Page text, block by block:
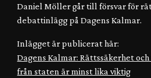
Daniel Möller går till försvar för
debattinlägg på Dagens Kalmar.
Inlägget är publicerat här:
Dagens Kalmar: Rättssäkerhet
från staten är minst lika viktig